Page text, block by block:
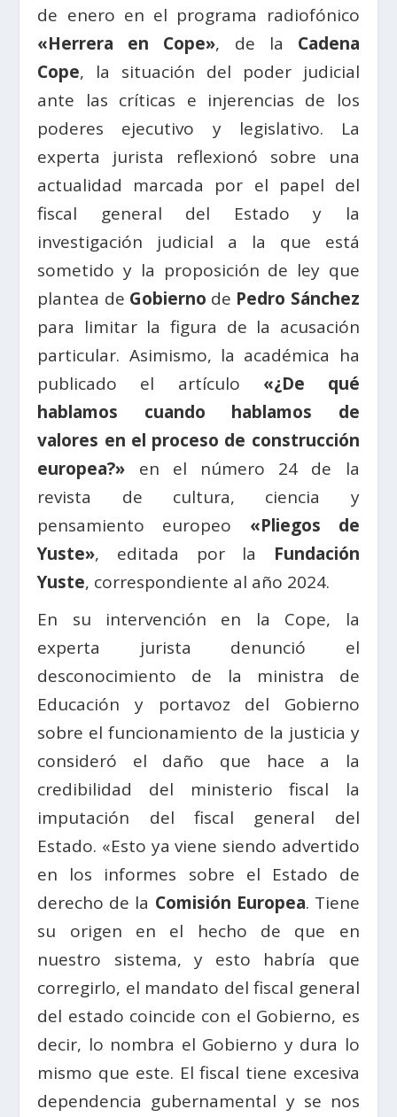
de enero en el programa radiofónico
«Herrera en Cope», de la Cadena
Cope, la situación del poder judicial
ante las críticas e injerencias de los
poderes ejecutivo y legislativo. La
experta jurista reflexionó sobre una
actualidad marcada por el papel del
fiscal general del Estado y la
investigación judicial a la que está
sometido y la proposición de ley que
plantea de Gobierno de Pedro Sánchez
para limitar la figura de la acusación
particular. Asimismo, la académica ha
publicado el artículo «¿De qué
hablamos cuando hablamos de
valores en el proceso de construcción
europea?» en el número 24 de la
revista de cultura, ciencia y
pensamiento europeo «Pliegos de
Yuste», editada por la Fundación
Yuste, correspondiente al año 2024.
En su intervención en la Cope, la
experta jurista denunció el
desconocimiento de la ministra de
Educación y portavoz del Gobierno
sobre el funcionamiento de la justicia y
consideró el daño que hace a la
credibilidad del ministerio fiscal la
imputación del fiscal general del
Estado. «Esto ya viene siendo advertido
en los informes sobre el Estado de
derecho de la Comisión Europea. Tiene
su origen en el hecho de que en
nuestro sistema, y esto habría que
corregirlo, el mandato del fiscal general
del estado coincide con el Gobierno, es
decir, lo nombra el Gobierno y dura lo
mismo que este. El fiscal tiene excesiva
dependencia gubernamental y se nos